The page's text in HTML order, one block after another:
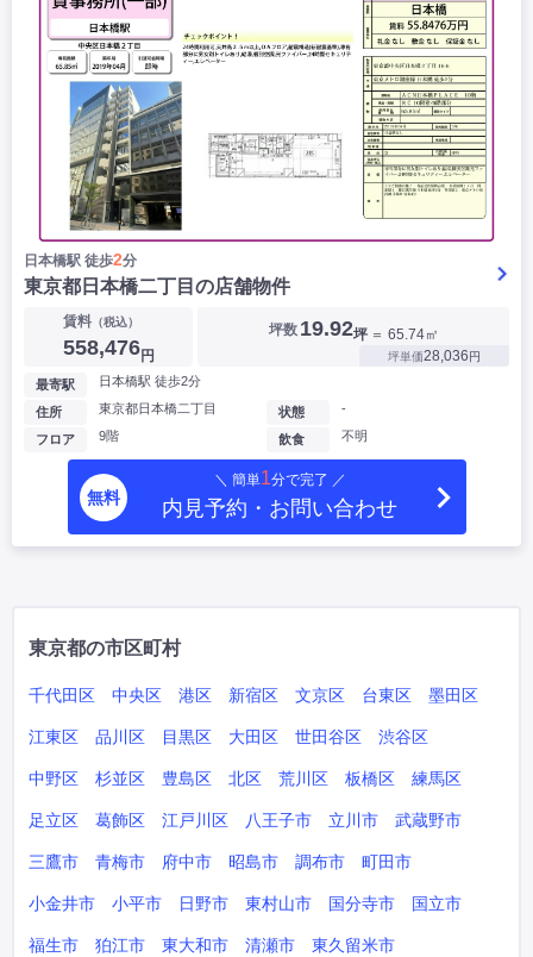
日本橋駅 徒歩2分
東京都日本橋二丁目の店舗物件
賃料（税込）
558,476円
坪数 19.92坪 ＝ 65.74㎡
坪単価28,036円
最寄駅 日本橋駅 徒歩2分
住所 東京都日本橋二丁目
フロア 9階
状態 -
飲食 不明
無料
＼ 簡単1分で完了 ／
内見予約・お問い合わせ
東京都の市区町村
千代田区 中央区 港区 新宿区 文京区 台東区 墨田区
江東区 品川区 目黒区 大田区 世田谷区 渋谷区
中野区 杉並区 豊島区 北区 荒川区 板橋区 練馬区
足立区 葛飾区 江戸川区 八王子市 立川市 武蔵野市
三鷹市 青梅市 府中市 昭島市 調布市 町田市
小金井市 小平市 日野市 東村山市 国分寺市 国立市
福生市 狛江市 東大和市 清瀬市 東久留米市